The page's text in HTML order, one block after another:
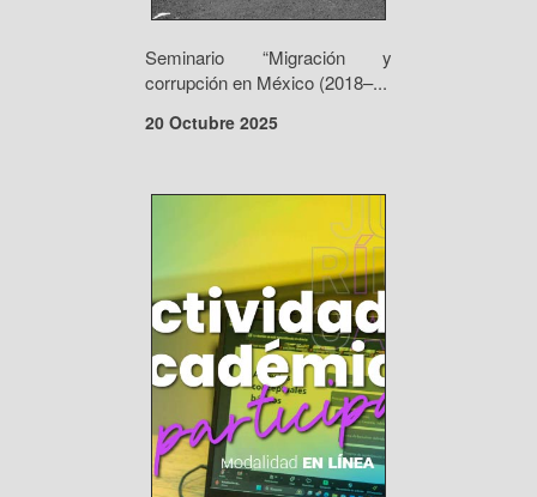
Seminario “Migración y
corrupción en México (2018–...
20 Octubre 2025